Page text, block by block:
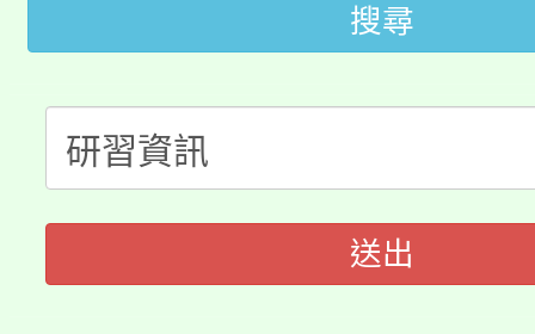
視費優惠，中低收入戶
半價優惠，詳情可洽有
者。
大園自造教育及科技
份教師研習
淨零綠生活教案入校路
115年食農教育專業人
搜尋
送出